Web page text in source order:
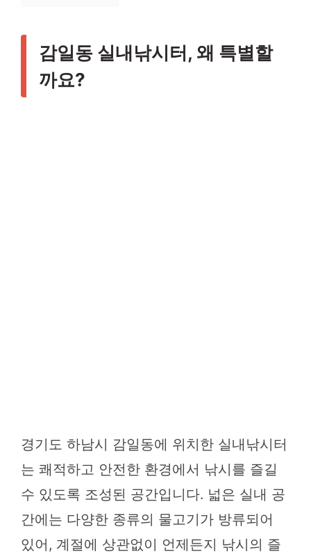
감일동 실내낚시터, 왜 특별할
까요?
경기도 하남시 감일동에 위치한 실내낚시터
는 쾌적하고 안전한 환경에서 낚시를 즐길
수 있도록 조성된 공간입니다. 넓은 실내 공
간에는 다양한 종류의 물고기가 방류되어
있어, 계절에 상관없이 언제든지 낚시의 즐